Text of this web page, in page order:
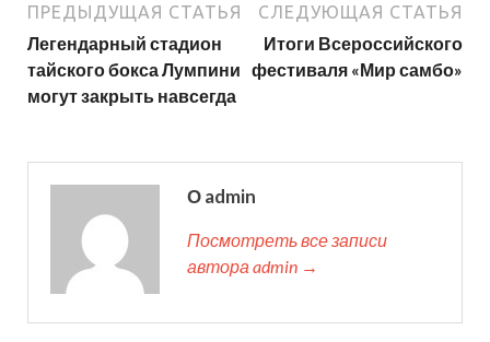
ПРЕДЫДУЩАЯ СТАТЬЯ
Легендарный стадион
тайского бокса Лумпини
могут закрыть навсегда
СЛЕДУЮЩАЯ СТАТЬЯ
Итоги Всероссийского
фестиваля «Мир самбо»
О admin
Посмотреть все записи
автора admin →